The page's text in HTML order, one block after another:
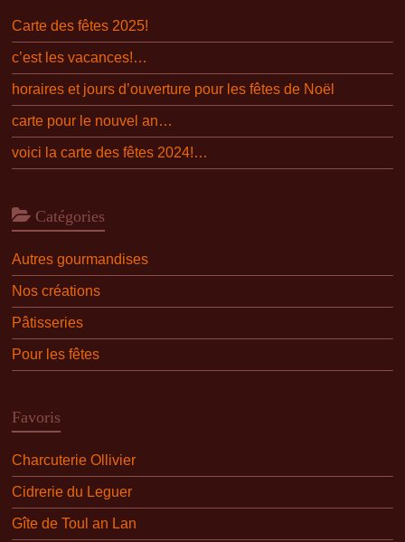
Carte des fêtes 2025!
c’est les vacances!…
horaires et jours d’ouverture pour les fêtes de Noël
carte pour le nouvel an…
voici la carte des fêtes 2024!…
Catégories
Autres gourmandises
Nos créations
Pâtisseries
Pour les fêtes
Favoris
Charcuterie Ollivier
Cidrerie du Leguer
Gîte de Toul an Lan